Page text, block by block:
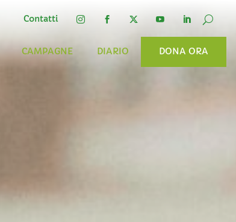
Contatti    
CAMPAGNE DIARIO DONA ORA